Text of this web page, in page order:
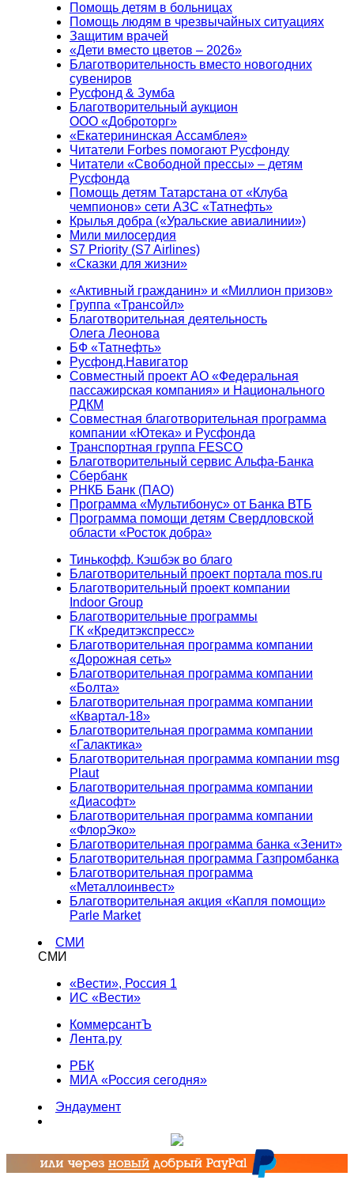
Помощь детям в больницах
Помощь людям в чрезвычайных ситуациях
Защитим врачей
«Дети вместо цветов – 2026»
Благотворительность вместо новогодних
сувениров
Русфонд & Зумба
Благотворительный аукцион
ООО «Доброторг»
«Екатерининская Ассамблея»
Читатели Forbes помогают Русфонду
Читатели «Свободной прессы» – детям
Русфонда
Помощь детям Татарстана от «Клуба
чемпионов» сети АЗС «Татнефть»
Крылья добра («Уральские авиалинии»)
Мили милосердия
S7 Priority (S7 Airlines)
«Сказки для жизни»
«Активный гражданин» и «Миллион призов»
Группа «Трансойл»
Благотворительная деятельность
Олега Леонова
БФ «Татнефть»
Русфонд.Навигатор
Совместный проект АО «Федеральная
пассажирская компания» и Национального
РДКМ
Совместная благотворительная программа
компании «Ютека» и Русфонда
Транспортная группа FESCO
Благотворительный сервис Альфа-Банка
Сбербанк
РНКБ Банк (ПАО)
Программа «Мультибонус» от Банка ВТБ
Программа помощи детям Свердловской
области «Росток добра»
Тинькофф. Кэшбэк во благо
Благотворительный проект портала mos.ru
Благотворительный проект компании
Indoor Group
Благотворительные программы
ГК «Кредитэкспресс»
Благотворительная программа компании
«Дорожная сеть»
Благотворительная программа компании
«Болта»
Благотворительная программа компании
«Квартал-18»
Благотворительная программа компании
«Галактика»
Благотворительная программа компании msg
Plaut
Благотворительная программа компании
«Диасофт»
Благотворительная программа компании
«ФлорЭко»
Благотворительная программа банка «Зенит»
Благотворительная программа Газпромбанка
Благотворительная программа
«Металлоинвест»
Благотворительная акция «Капля помощи»
Parle Market
СМИ
СМИ
«Вести», Россия 1
ИС «Вести»
КоммерсантЪ
Лента.ру
РБК
МИА «Россия сегодня»
Эндаумент